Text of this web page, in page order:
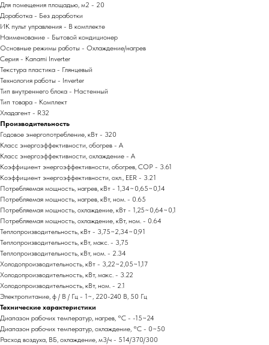
Для помещения площадью, м2 - 20
Доработка - Без доработки
ИК пульт управления - В комплекте
Наименование - Бытовой кондиционер
Основные режимы работы - Охлаждение/нагрев
Серия - Kanami Inverter
Текстура пластика - Глянцевый
Технология работы - Inverter
Тип внутреннего блока - Настенный
Тип товара - Комплект
Хладагент - R32
Производительность
Годовое энергопотребление, кВт - 320
Класс энергоэффективности, обогрев - A
Класс энергоэффективности, охлаждение - A
Коэффициент энергоэффективности, обогрев, COP - 3.61
Коэффициент энергоэффективности, охл., EER - 3.21
Потребляемая мощность, нагрев, кВт - 1,34~0,65~0,14
Потребляемая мощность, нагрев, кВт, ном. - 0.65
Потребляемая мощность, охлаждение, кВт - 1,25~0,64~0,1
Потребляемая мощность, охлаждение, кВт, ном. - 0.64
Теплопроизводительность, кВт - 3,75~2,34~0,91
Теплопроизводительность, кВт, макс. - 3,75
Теплопроизводительность, кВт, ном. - 2.34
Холодопроизводительность, кВт - 3,22~2,05~1,17
Холодопроизводительность, кВт, макс. - 3.22
Холодопроизводительность, кВт, ном. - 2.1
Электропитание, ф / В / Гц - 1~, 220-240 В, 50 Гц
Технические характеристики
Диапазон рабочих температур, нагрев, °C - -15~24
Диапазон рабочих температур, охлаждение, °C - 0~50
Расход воздуха, ВБ, охлаждение, м3/ч - 514/370/300